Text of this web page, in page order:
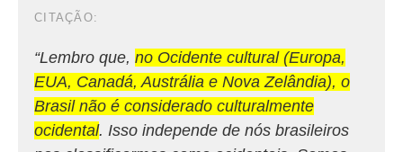
“Lembro que, no Ocidente cultural (Europa,
EUA, Canadá, Austrália e Nova Zelândia), o
Brasil não é considerado culturalmente
ocidental. Isso independe de nós brasileiros